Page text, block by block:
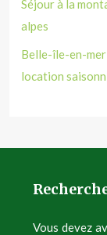
Séjour à la
alpes
Belle-île-en-
location
Vous devez